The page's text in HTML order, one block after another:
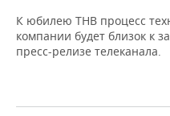
НЕФТЕХИМИЯ
НЕФТЬ
РОЗНИЧНАЯ ТОРГОВЛЯ
НОВОСТИ ТЕХНОЛОГИЙ
МЕРОПРИЯТИЯ
К юбилею ТНВ процесс
компании будет близок к
пресс-релизе телеканала.